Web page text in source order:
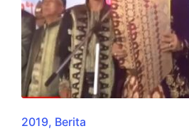
2019 Berita